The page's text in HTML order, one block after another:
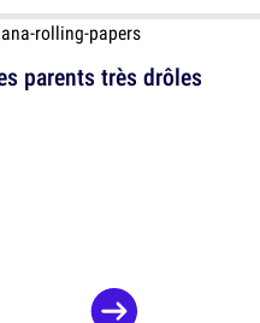
parents très drôles